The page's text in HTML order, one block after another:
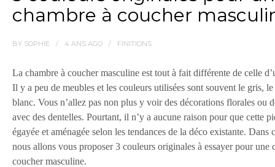
chambre à coucher
BY SOPHIE 4 ANS AGO FINITIONS
La chambre à coucher masculine est tout à fait différente de celle
Il y a peu de meubles et les couleurs utilisées sont souvent le gris,
blanc. Vous n’allez pas non plus y voir des décorations florales ou
avec des dentelles. Pourtant, il n’y a aucune raison pour que cette
égayée et aménagée selon les tendances de la déco existante. Dans
nous allons vous proposer 3 couleurs originales à essayer pour une
coucher masculine.